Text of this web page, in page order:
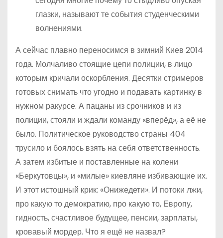
глазки, называют те события студенческими
волнениями.
А сейчас плавно переносимся в зимний Киев 2014
года. Молчаливо стоящие цепи полиции, в лицо
которым кричали оскорбления. Десятки стримеров
готовых снимать что угодно и подавать картинку в
нужном ракурсе. А пацаны из срочников и из
полиции, стояли и ждали команду «вперёд», а её не
было. Политическое руководство страны 404
трусило и боялось взять на себя ответственность.
А затем избитые и поставленные на колени
«Беркутовцы», и «милые» киевляне избивающие их.
И этот истошный крик: «Онижедети». И потоки лжи,
про какую то демократию, про какую то, Европу,
гидность, счастливое будущее, пенсии, зарплаты,
кровавый мордер. Что я ещё не назвал?